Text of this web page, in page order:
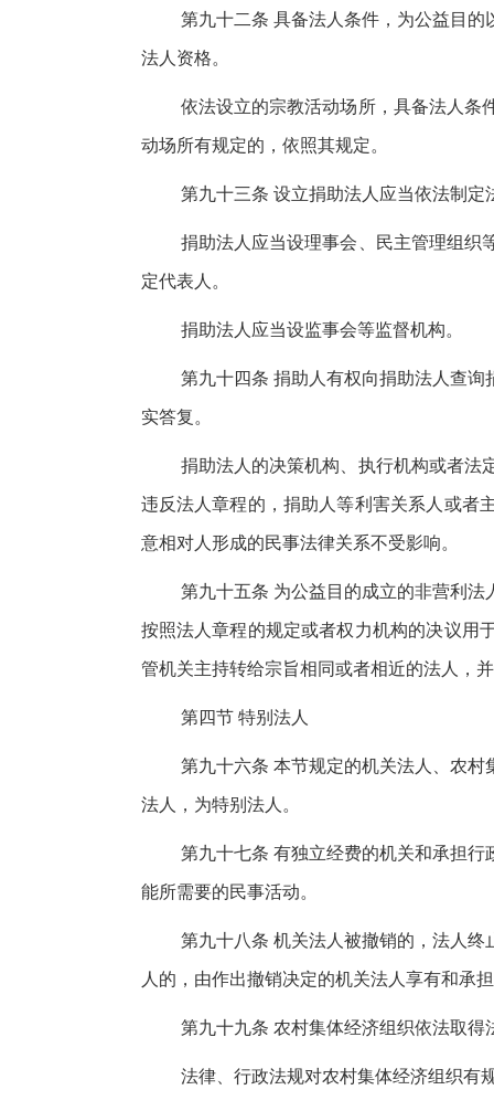
第九十二条 具备法人条件，为公益目
法人资格。
依法设立的宗教活动场所，具备法人条
动场所有规定的，依照其规定。
第九十三条 设立捐助法人应当依法制定
捐助法人应当设理事会、民主管理组织
定代表人。
捐助法人应当设监事会等监督机构。
第九十四条 捐助人有权向捐助法人查
实答复。
捐助法人的决策机构、执行机构或者法
违反法人章程的，捐助人等利害关系人或者
意相对人形成的民事法律关系不受影响。
第九十五条 为公益目的成立的非营利
按照法人章程的规定或者权力机构的决议用
管机关主持转给宗旨相同或者相近的法人，
第四节 特别法人
第九十六条 本节规定的机关法人、农
法人，为特别法人。
第九十七条 有独立经费的机关和承担
能所需要的民事活动。
第九十八条 机关法人被撤销的，法人
人的，由作出撤销决定的机关法人享有和承
第九十九条 农村集体经济组织依法取得
法律、行政法规对农村集体经济组织有